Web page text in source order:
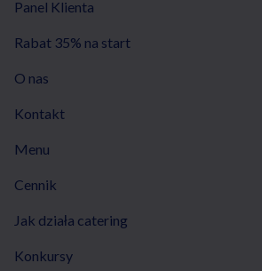
Panel Klienta
Rabat 35% na start
O nas
Kontakt
Menu
Cennik
Jak działa catering
Konkursy